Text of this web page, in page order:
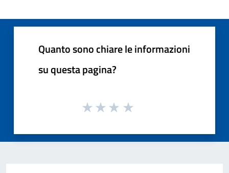
Quanto sono chiare le informazioni
su questa pagina?